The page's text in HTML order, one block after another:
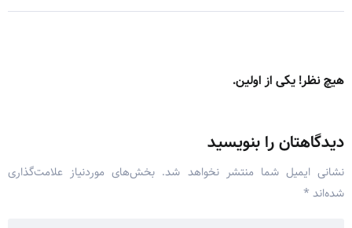
هیچ نظر! یکی از اولین.
دیدگاهتان را بنویسید
نشانی ایمیل شما منتشر نخواهد شد. بخش‌های موردنیاز علامت‌گذاری
شده‌اند *